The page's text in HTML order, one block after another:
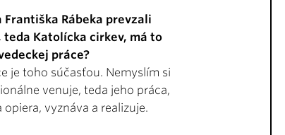
Rábeka prevzali
teda Katolícka cirkev, má to
práce?
je toho súčasťou. Nemyslím si
venuje, teda jeho práca,
vyznáva a realizuje.